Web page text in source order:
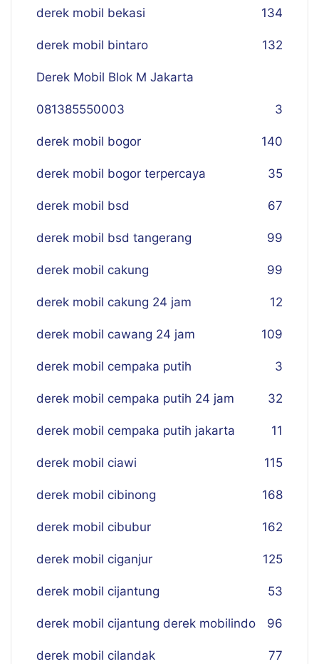
derek mobil bekasi 134
derek mobil bintaro 132
Derek Mobil Blok M Jakarta
081385550003 3
derek mobil bogor 140
derek mobil bogor terpercaya 35
derek mobil bsd 67
derek mobil bsd tangerang 99
derek mobil cakung 99
derek mobil cakung 24 jam 12
derek mobil cawang 24 jam 109
derek mobil cempaka putih 3
derek mobil cempaka putih 24 jam 32
derek mobil cempaka putih jakarta 11
derek mobil ciawi 115
derek mobil cibinong 168
derek mobil cibubur 162
derek mobil ciganjur 125
derek mobil cijantung 53
derek mobil cijantung derek mobilindo 96
derek mobil cilandak 77